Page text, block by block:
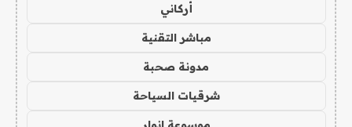
أركاني
مباشر التقنية
مدونة صحبة
شرقيات السياحة